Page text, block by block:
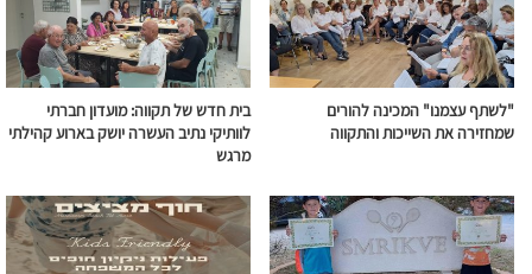
"לשתף עצמנו" המכינה להורים
שמחזירה את השייכות והתקווה
בית חדש של תקווה: מועדון חברתי
לוותיקי נתיב העשרה יושק בארוע קהילתי
מרגש